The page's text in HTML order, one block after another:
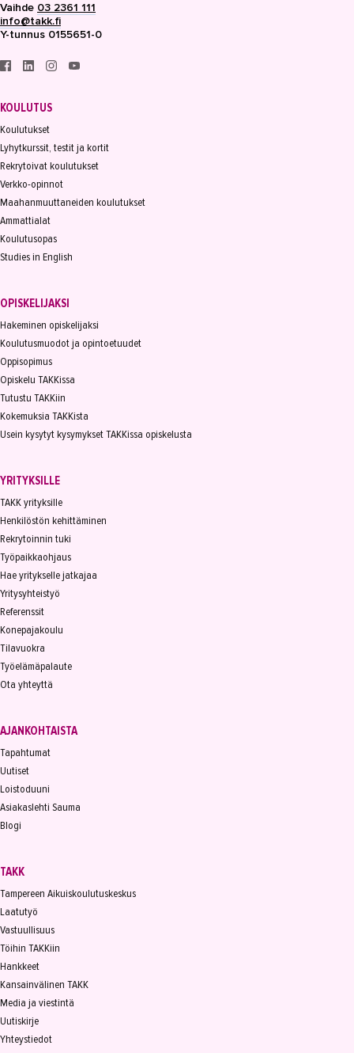
Vaihde 03 2361 111
info@takk.fi
Y-tunnus 0155651-0
KOULUTUS
Koulutukset
Lyhytkurssit, testit ja kortit
Rekrytoivat koulutukset
Verkko-opinnot
Maahanmuuttaneiden koulutukset
Ammattialat
Koulutusopas
Studies in English
OPISKELIJAKSI
Hakeminen opiskelijaksi
Koulutusmuodot ja opintoetuudet
Oppisopimus
Opiskelu TAKKissa
Tutustu TAKKiin
Kokemuksia TAKKista
Usein kysytyt kysymykset TAKKissa opiskelusta
YRITYKSILLE
TAKK yrityksille
Henkilöstön kehittäminen
Rekrytoinnin tuki
Työpaikkaohjaus
Hae yritykselle jatkajaa
Yritysyhteistyö
Referenssit
Konepajakoulu
Tilavuokra
Työelämäpalaute
Ota yhteyttä
AJANKOHTAISTA
Tapahtumat
Uutiset
Loistoduuni
Asiakaslehti Sauma
Blogi
TAKK
Tampereen Aikuiskoulutuskeskus
Laatutyö
Vastuullisuus
Töihin TAKKiin
Hankkeet
Kansainvälinen TAKK
Media ja viestintä
Uutiskirje
Yhteystiedot